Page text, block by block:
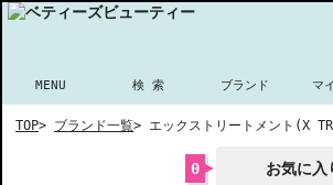
MENU 検 索 ブランド マ
TOP> ブランド一覧> エックストリートメント(X
0 お気に入